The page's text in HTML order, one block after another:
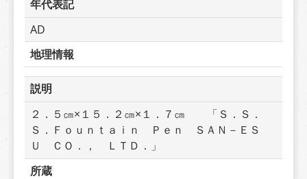
年代表記
AD
地理情報
説明
２．５㎝×１５．２㎝×１．７㎝　　「Ｓ．Ｓ．
Ｓ．Ｆｏｕｎｔａｉｎ　Ｐｅｎ　ＳＡＮ－ＥＳ
Ｕ　ＣＯ．，　ＬＴＤ．」
所蔵